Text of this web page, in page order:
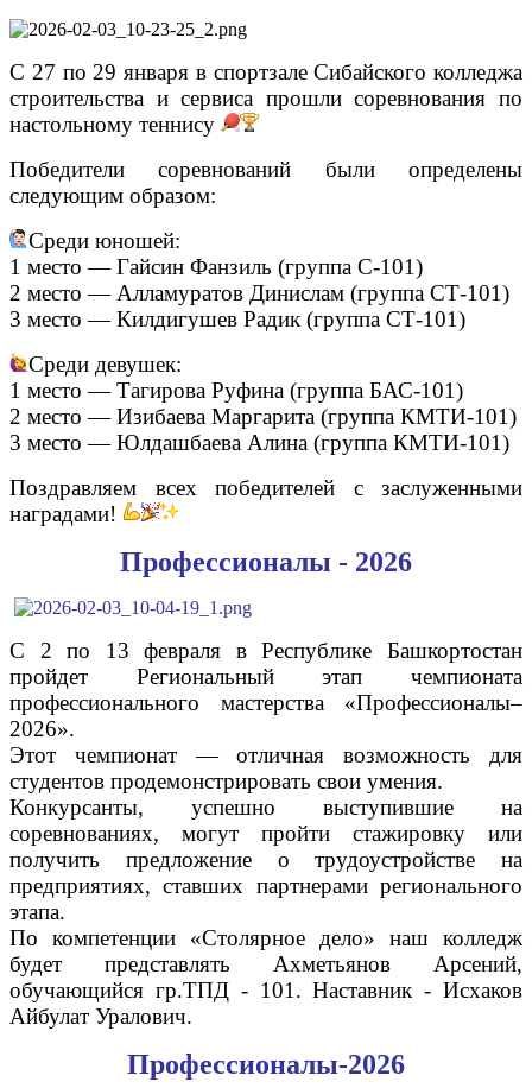
С 27 по 29 января в спортзале Сибайского колледжа
строительства и сервиса прошли соревнования по
настольному теннису
Победители соревнований были определены
следующим образом:
Среди юношей:
1 место — Гайсин Фанзиль (группа С-101)
2 место — Алламуратов Динислам (группа СТ-101)
3 место — Килдигушев Радик (группа СТ-101)
Среди девушек:
1 место — Тагирова Руфина (группа БАС-101)
2 место — Изибаева Маргарита (группа КМТИ-101)
3 место — Юлдашбаева Алина (группа КМТИ-101)
Поздравляем всех победителей с заслуженными
наградами!
Профессионалы - 2026
С 2 по 13 февраля в Республике Башкортостан
пройдет Региональный этап чемпионата
профессионального мастерства «Профессионалы–
2026».
Этот чемпионат — отличная возможность для
студентов продемонстрировать свои умения.
Конкурсанты, успешно выступившие на
соревнованиях, могут пройти стажировку или
получить предложение о трудоустройстве на
предприятиях, ставших партнерами регионального
этапа.
По компетенции «Столярное дело» наш колледж
будет представлять Ахметьянов Арсений,
обучающийся гр.ТПД - 101. Наставник - Исхаков
Айбулат Уралович.
Профессионалы-2026